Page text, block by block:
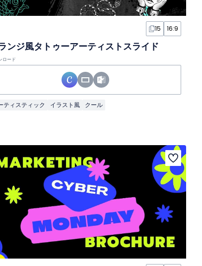
15 16:9
ンジ風タトゥーアーティストスライド
ロード
ティスティック イラスト風 クール